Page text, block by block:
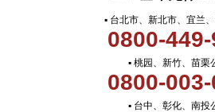
▪ 台北市、新北市、宜兰
0800-
▪ 桃园、新竹、苗栗
0800-
▪ 台中、彰化、南投